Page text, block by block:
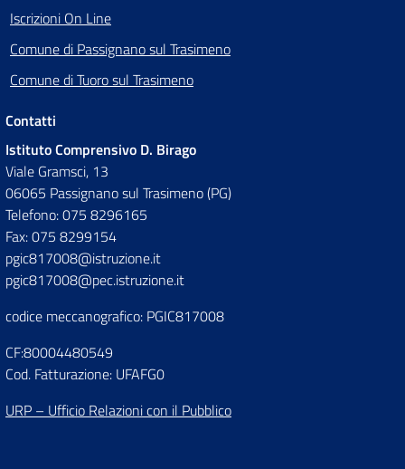
Iscrizioni On Line
Comune di Passignano sul Trasimeno
Comune di Tuoro sul Trasimeno
Contatti
Istituto Comprensivo D. Birago
Viale Gramsci, 13
06065 Passignano sul Trasimeno (PG)
Telefono: 075 8296165
Fax: 075 8299154
pgic817008@istruzione.it
pgic817008@pec.istruzione.it
codice meccanografico: PGIC817008
CF:80004480549
Cod. Fatturazione: UFAFG0
URP – Ufficio Relazioni con il Pubblico